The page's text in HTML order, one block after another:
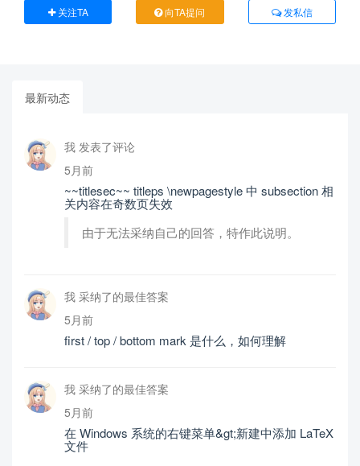
关注TA 向TA提问 发私信
最新动态
我 发表了评论
5月前
~~titlesec~~ titleps \newpagestyle 中 subsection 相
关内容在奇数页失效
由于无法采纳自己的回答，特作此说明。
我 采纳了的最佳答案
5月前
first / top / bottom mark 是什么，如何理解
我 采纳了的最佳答案
5月前
在 Windows 系统的右键菜单&gt;新建中添加 LaTeX
文件